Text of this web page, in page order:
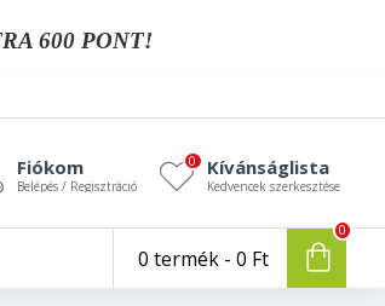
600 PONT!
Fiókom
Belépés / Regisztráció
Kívánságlista
Kedvencek szerkesztése
0
0 termék - 0 Ft
0